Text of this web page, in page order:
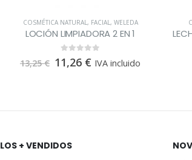
COSMÉTICA NATURAL, FACIAL, WELEDA
LOCIÓN LIMPIADORA 2 EN 1
0out of 5
13,25€ 11,26 € IVA incluido
LOS + VENDIDOS